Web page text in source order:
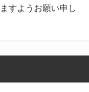
すようお願い申し